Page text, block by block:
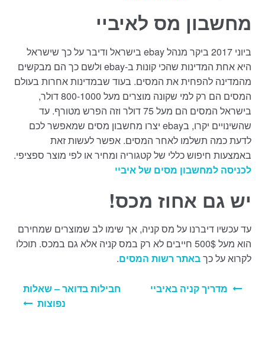
מחשבון מס לאיביי
ביוני 2017 ביקר מנהל ebay בישראל ודיבר על כך שישראל
היא אחת המדינות שהכי קונות ב-ebay ולשם כך הם מבקשים
מהמדינה להפחית את המסים. בעוד שבמדינות אחרות בעולם
המסים הם רק למי שקונה מוצרים מעל 800-1000 דולר,
בישראל המסים הם מעל 75 דולר וזה הפרש מטורף. עד
שהשינויים יקרו, בebay יצרו מחשבון מסים שמאפשר לכם
לדעת כמה תשלמו לאחר המסים. אפשר לעשות זאת
באמצעות חיפוש כללי של קטגוריה ומחיר או לפי מוצר ספציפי.
לכניסה למחשבון מסים של איביי
יש גם אחוז מכס!
עד עכשיו דיברנו על מס קניה, אך שימו לב שמוצרים שמחירם
הוא מעל 500$ חייבים לא רק במס קניה אלא גם במכס. תוכלו
לקרוא על כךבאתר רשות המסים.
מדריך קניה באיביי
חבילות בדואר – שאלות
נפוצות